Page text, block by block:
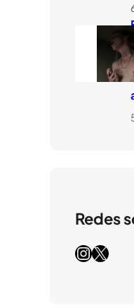
Redes
InstagramX